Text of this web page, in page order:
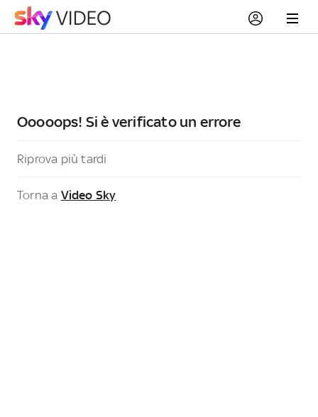
Ooooops! Si è verificato un errore
Riprova più tardi
Torna a Video Sky